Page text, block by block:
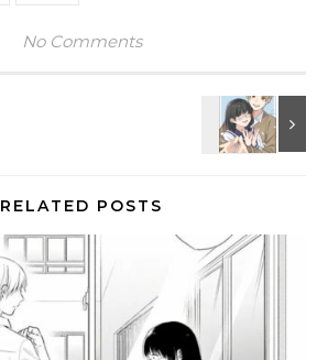
No Comments
RELATED POSTS